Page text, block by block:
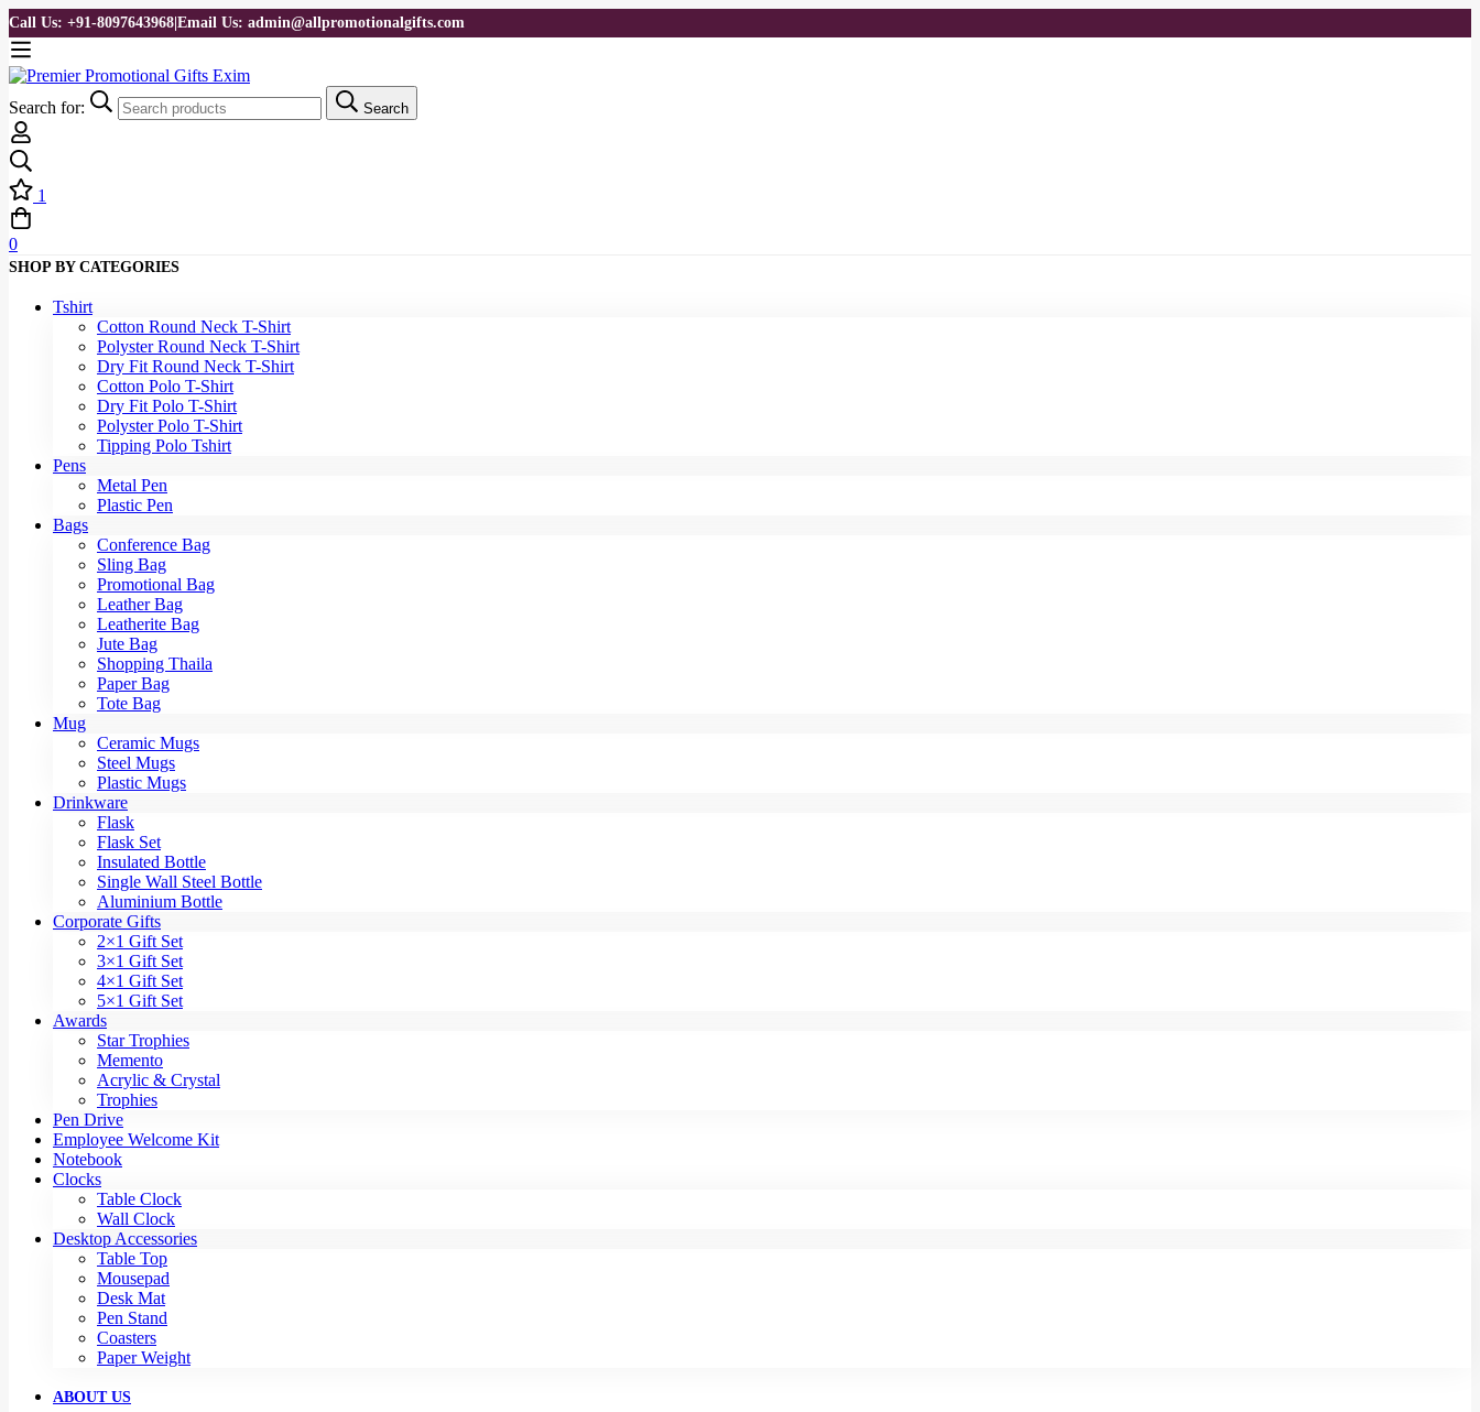
Call Us: +91-8097643968 Email Us: admin@allpromotionalgifts.com
Search for: Search
1
0
SHOP BY CATEGORIES
Tshirt
Cotton Round Neck T-Shirt
Polyster Round Neck T-Shirt
Dry Fit Round Neck T-Shirt
Cotton Polo T-Shirt
Dry Fit Polo T-Shirt
Polyster Polo T-Shirt
Tipping Polo Tshirt
Pens
Metal Pen
Plastic Pen
Bags
Conference Bag
Sling Bag
Promotional Bag
Leather Bag
Leatherite Bag
Jute Bag
Shopping Thaila
Paper Bag
Tote Bag
Mug
Ceramic Mugs
Steel Mugs
Plastic Mugs
Drinkware
Flask
Flask Set
Insulated Bottle
Single Wall Steel Bottle
Aluminium Bottle
Corporate Gifts
2×1 Gift Set
3×1 Gift Set
4×1 Gift Set
5×1 Gift Set
Awards
Star Trophies
Memento
Acrylic & Crystal
Trophies
Pen Drive
Employee Welcome Kit
Notebook
Clocks
Table Clock
Wall Clock
Desktop Accessories
Table Top
Mousepad
Desk Mat
Pen Stand
Coasters
Paper Weight
ABOUT US